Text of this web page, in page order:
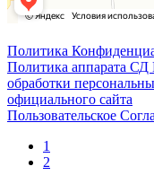
Политика
Политика аппарата
обработки
официального сайта
Пользовательское
1
2